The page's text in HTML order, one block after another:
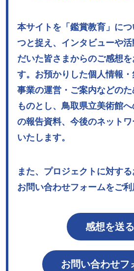
本サイトを「鑑賞教育」に
つと捉え、インタビューや
だいた皆さまからのご感想
す。お預かりした個人情報
事業の運営・ご案内などの
ものとし、鳥取県立美術館
の報告資料、今後のネット
いたします。
また、プロジェクトに対する
お問い合わせフォームをご利
感想を送る
お問い合わせフ